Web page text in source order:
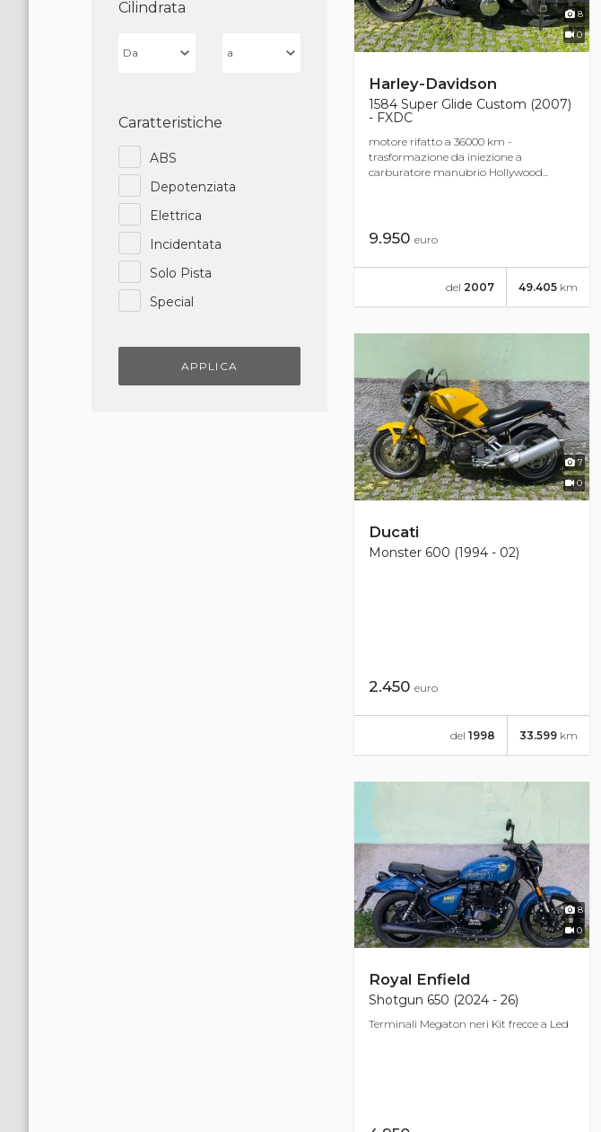
Cilindrata
Caratteristiche
ABS
Depotenziata
Elettrica
Incidentata
Solo Pista
Special
APPLICA
8
0
Harley-Davidson
1584 Super Glide Custom (2007)
- FXDC
motore rifatto a 36000 km -
trasformazione da iniezione a
carburatore manubrio Hollywood...
9.950 euro
49.405 km
del 2007
7
0
Ducati
Monster 600 (1994 - 02)
2.450 euro
33.599 km
del 1998
8
0
Royal Enfield
Shotgun 650 (2024 - 26)
Terminali Megaton neri Kit frecce a Led